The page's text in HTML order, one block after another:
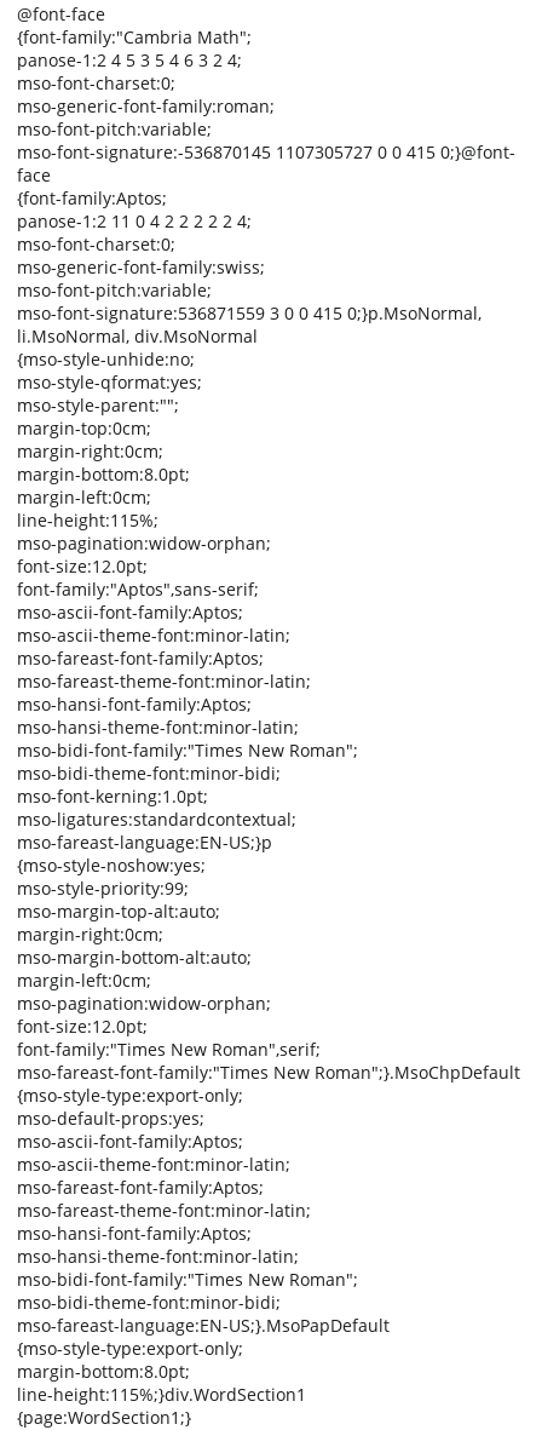
@font-face
{font-family:"Cambria Math";
panose-1:2 4 5 3 5 4 6 3 2 4;
mso-font-charset:0;
mso-generic-font-family:roman;
mso-font-pitch:variable;
mso-font-signature:-536870145 1107305727 0 0 415 0;}@font-
face
{font-family:Aptos;
panose-1:2 11 0 4 2 2 2 2 2 4;
mso-font-charset:0;
mso-generic-font-family:swiss;
mso-font-pitch:variable;
mso-font-signature:536871559 3 0 0 415 0;}p.MsoNormal,
li.MsoNormal, div.MsoNormal
{mso-style-unhide:no;
mso-style-qformat:yes;
mso-style-parent:"";
margin-top:0cm;
margin-right:0cm;
margin-bottom:8.0pt;
margin-left:0cm;
line-height:115%;
mso-pagination:widow-orphan;
font-size:12.0pt;
font-family:"Aptos",sans-serif;
mso-ascii-font-family:Aptos;
mso-ascii-theme-font:minor-latin;
mso-fareast-font-family:Aptos;
mso-fareast-theme-font:minor-latin;
mso-hansi-font-family:Aptos;
mso-hansi-theme-font:minor-latin;
mso-bidi-font-family:"Times New Roman";
mso-bidi-theme-font:minor-bidi;
mso-font-kerning:1.0pt;
mso-ligatures:standardcontextual;
mso-fareast-language:EN-US;}p
{mso-style-noshow:yes;
mso-style-priority:99;
mso-margin-top-alt:auto;
margin-right:0cm;
mso-margin-bottom-alt:auto;
margin-left:0cm;
mso-pagination:widow-orphan;
font-size:12.0pt;
font-family:"Times New Roman",serif;
mso-fareast-font-family:"Times New Roman";}.MsoChpDefault
{mso-style-type:export-only;
mso-default-props:yes;
mso-ascii-font-family:Aptos;
mso-ascii-theme-font:minor-latin;
mso-fareast-font-family:Aptos;
mso-fareast-theme-font:minor-latin;
mso-hansi-font-family:Aptos;
mso-hansi-theme-font:minor-latin;
mso-bidi-font-family:"Times New Roman";
mso-bidi-theme-font:minor-bidi;
mso-fareast-language:EN-US;}.MsoPapDefault
{mso-style-type:export-only;
margin-bottom:8.0pt;
line-height:115%;}div.WordSection1
{page:WordSection1;}